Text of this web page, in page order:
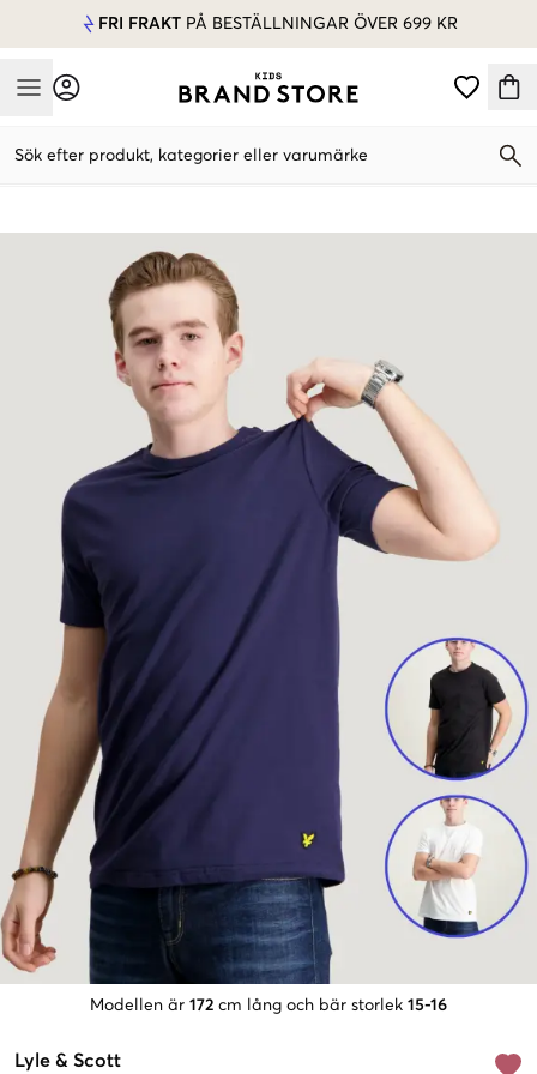
FRI FRAKT PÅ BESTÄLLNINGAR ÖVER 699 KR
Mobile Menu
Sök efter produkt, kategorier eller varumärke
Modellen är 172 cm lång och bär storlek 15-16
Lyle & Scott